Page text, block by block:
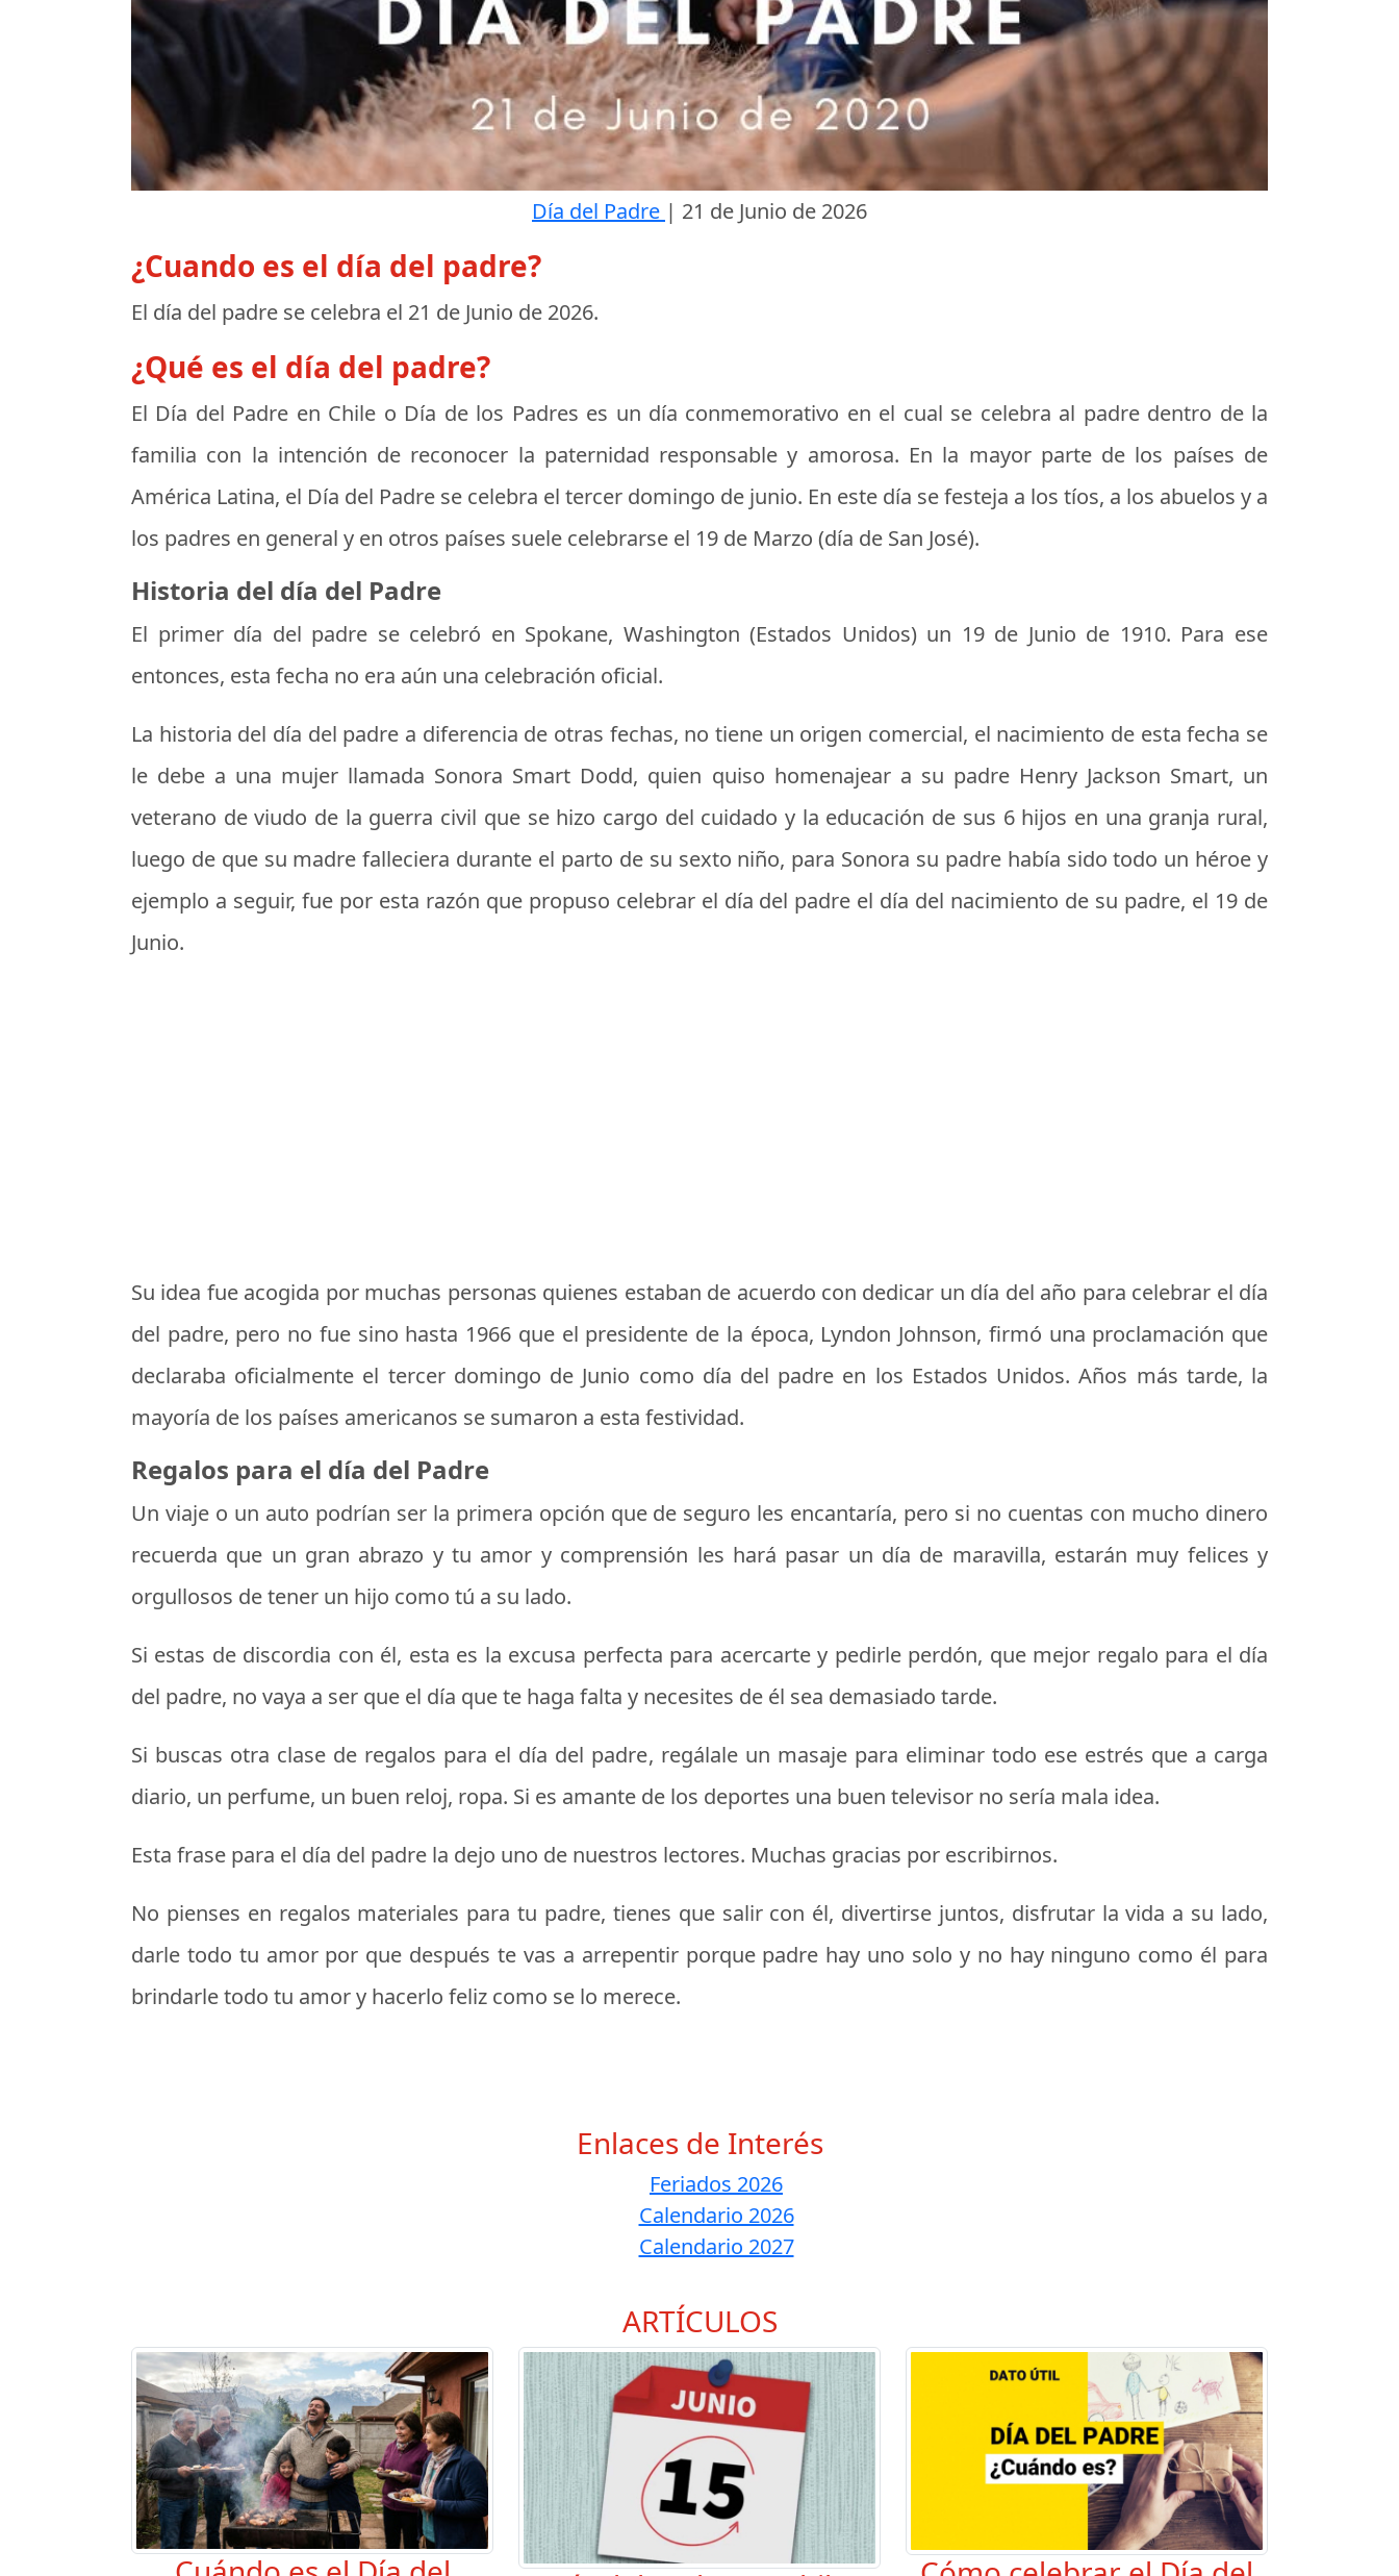
Día del Padre | 21 de Junio de 2026
¿Cuando es el día del padre?
El día del padre se celebra el 21 de Junio de 2026.
¿Qué es el día del padre?
El Día del Padre en Chile o Día de los Padres es un día conmemorativo en el cual se celebra al padre dentro de la
familia con la intención de reconocer la paternidad responsable y amorosa. En la mayor parte de los países de
América Latina, el Día del Padre se celebra el tercer domingo de junio. En este día se festeja a los tíos, a los abuelos y a
los padres en general y en otros países suele celebrarse el 19 de Marzo (día de San José).
Historia del día del Padre
El primer día del padre se celebró en Spokane, Washington (Estados Unidos) un 19 de Junio de 1910. Para ese
entonces, esta fecha no era aún una celebración oficial.
La historia del día del padre a diferencia de otras fechas, no tiene un origen comercial, el nacimiento de esta fecha se
le debe a una mujer llamada Sonora Smart Dodd, quien quiso homenajear a su padre Henry Jackson Smart, un
veterano de viudo de la guerra civil que se hizo cargo del cuidado y la educación de sus 6 hijos en una granja rural,
luego de que su madre falleciera durante el parto de su sexto niño, para Sonora su padre había sido todo un héroe y
ejemplo a seguir, fue por esta razón que propuso celebrar el día del padre el día del nacimiento de su padre, el 19 de
Junio.
Su idea fue acogida por muchas personas quienes estaban de acuerdo con dedicar un día del año para celebrar el día
del padre, pero no fue sino hasta 1966 que el presidente de la época, Lyndon Johnson, firmó una proclamación que
declaraba oficialmente el tercer domingo de Junio como día del padre en los Estados Unidos. Años más tarde, la
mayoría de los países americanos se sumaron a esta festividad.
Regalos para el día del Padre
Un viaje o un auto podrían ser la primera opción que de seguro les encantaría, pero si no cuentas con mucho dinero
recuerda que un gran abrazo y tu amor y comprensión les hará pasar un día de maravilla, estarán muy felices y
orgullosos de tener un hijo como tú a su lado.
Si estas de discordia con él, esta es la excusa perfecta para acercarte y pedirle perdón, que mejor regalo para el día
del padre, no vaya a ser que el día que te haga falta y necesites de él sea demasiado tarde.
Si buscas otra clase de regalos para el día del padre, regálale un masaje para eliminar todo ese estrés que a carga
diario, un perfume, un buen reloj, ropa. Si es amante de los deportes una buen televisor no sería mala idea.
Esta frase para el día del padre la dejo uno de nuestros lectores. Muchas gracias por escribirnos.
No pienses en regalos materiales para tu padre, tienes que salir con él, divertirse juntos, disfrutar la vida a su lado,
darle todo tu amor por que después te vas a arrepentir porque padre hay uno solo y no hay ninguno como él para
brindarle todo tu amor y hacerlo feliz como se lo merece.
Enlaces de Interés
Feriados 2026
Calendario 2026
Calendario 2027
ARTÍCULOS